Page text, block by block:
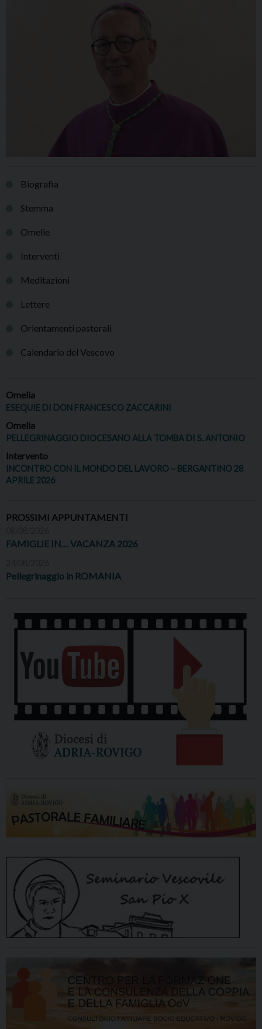
Biografia
Stemma
Omelie
Interventi
Meditazioni
Lettere
Orientamenti pastorali
Calendario del Vescovo
Omelia
ESEQUIE DI DON FRANCESCO ZACCARINI
Omelia
PELLEGRINAGGIO DIOCESANO ALLA TOMBA DI S. ANTONIO
Intervento
INCONTRO CON IL MONDO DEL LAVORO – BERGANTINO 28
APRILE 2026
PROSSIMI APPUNTAMENTI
FAMIGLIE IN… VACANZA 2026
Pellegrinaggio in ROMANIA